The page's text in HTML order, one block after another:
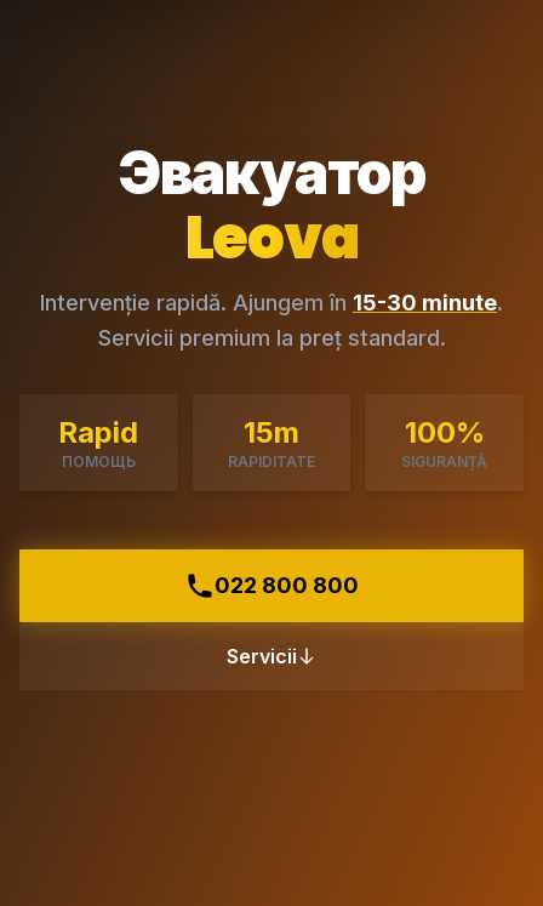
Эвакуатор
Leova
Intervenție rapidă. Ajungem în 15-30 minute.
Servicii premium la preț standard.
Rapid
ПОМОЩЬ
15m
RAPIDITATE
100%
SIGURANȚĂ
022 800 800
Servicii